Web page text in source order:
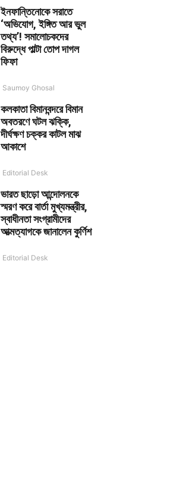
ইনফান্তিনোকে সরাতে
‘অভিযোগ, ইঙ্গিত আর ভুল
তথ্য’! সমালোচকদের
বিরুদ্ধে পাল্টা তোপ দাগল
ফিফা
Saumoy Ghosal
কলকাতা বিমানবন্দরে বিমান
অবতরণে ঘটল ঝক্কি,
দীর্ঘক্ষণ চক্কর কাটল মাঝ
আকাশে
Editorial Desk
ভারত ছাড়ো আন্দোলনকে
স্মরণ করে বার্তা মুখ্যমন্ত্রীর,
স্বাধীনতা সংগ্রামীদের
আত্মত্যাগকে জানালেন কুর্ণিশ
Editorial Desk